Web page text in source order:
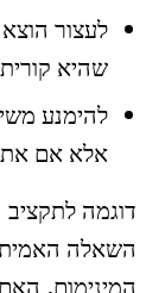
לעצור
שהיא
להימנע
אלא אם
דוגמה
השאלה